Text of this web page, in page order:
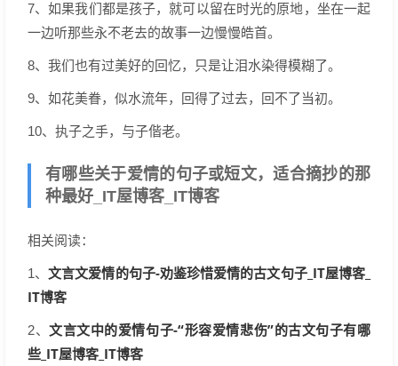
7、如果我们都是孩子，就可以留在时光的原地，坐在一起
一边听那些永不老去的故事一边慢慢皓首。
8、我们也有过美好的回忆，只是让泪水染得模糊了。
9、如花美眷，似水流年，回得了过去，回不了当初。
10、执子之手，与子偕老。
有哪些关于爱情的句子或短文，适合摘抄的那
种最好_IT屋博客_IT博客
相关阅读：
1、文言文爱情的句子-劝鉴珍惜爱情的古文句子_IT屋博客_
IT博客
2、文言文中的爱情句子-“形容爱情悲伤”的古文句子有哪
些_IT屋博客_IT博客